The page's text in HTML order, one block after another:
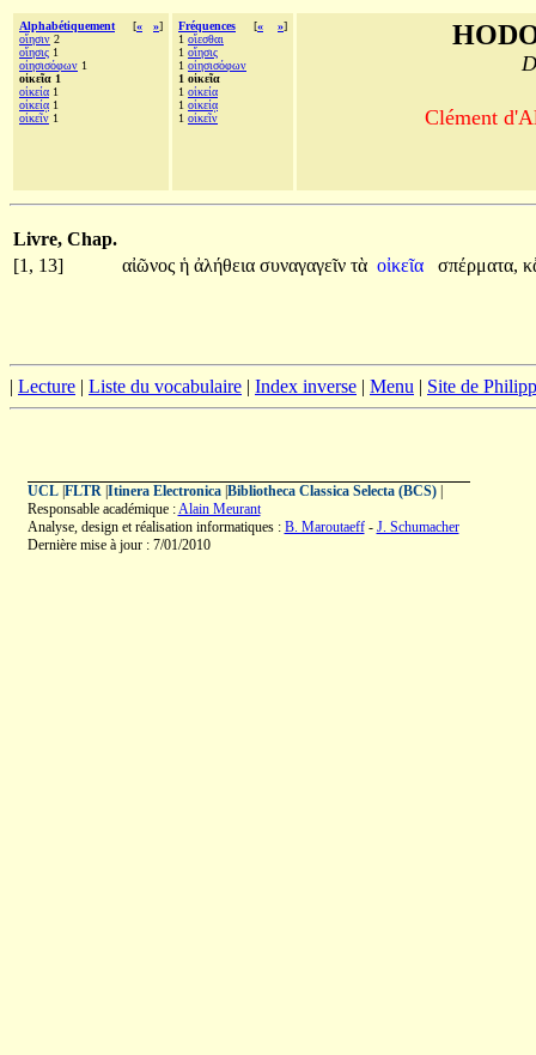
Alphabétiquement [« »]
οἴησιν 2
οἴησις 1
οἰησισόφων 1
οἰκεῖα 1
οἰκεία 1
οἰκείᾳ 1
οἰκεῖν 1
Fréquences [« »]
1 οἴεσθαι
1 οἴησις
1 οἰησισόφων
1 οἰκεῖα
1 οἰκεία
1 οἰκείᾳ
1 οἰκεῖν Clément
Livre, Chap.
[1, 13]
αἰῶνος ἡ ἀλήθεια συναγαγεῖν τὰ οἰκεῖα σπέρματα,
| Lecture | Liste du vocabulaire | Index inverse | Menu | Site de
UCL| FLTR| Itinera Electronica| Bibliotheca Classica Selecta (BCS)|
Responsable académique :Alain Meurant
Analyse, design et réalisation informatiques : B. Maroutaeff- J. Schumacher
Dernière mise à jour : 7/01/2010